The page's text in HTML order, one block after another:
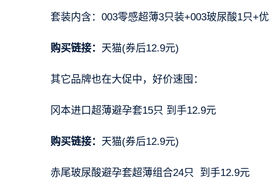
套装内含：003零感超薄3只装+003玻尿酸1只+优
购买链接： 天猫(券后12.9元)
其它品牌也在大促中，好价速囤：
冈本进口超薄避孕套15只 到手12.9元
购买链接： 天猫(券后12.9元)
赤尾玻尿酸避孕套超薄组合24只 到手12.9元